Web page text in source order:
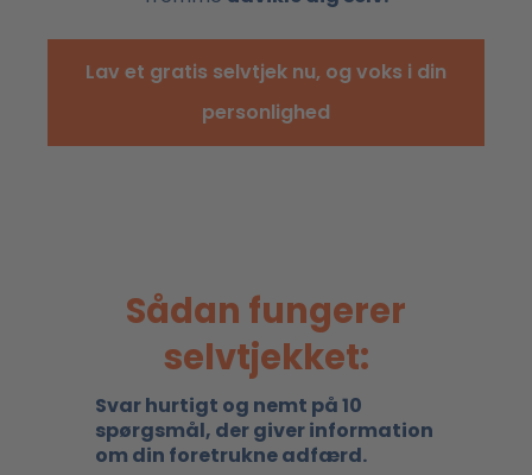
Lav et gratis selvtjek nu, og voks i din
personlighed
Sådan fungerer
selvtjekket:
Svar hurtigt og nemt på 10
spørgsmål, der giver information
om din foretrukne adfærd.